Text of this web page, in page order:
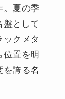
。夏の季
盤として
ックメタ
位置を明
を誇る名